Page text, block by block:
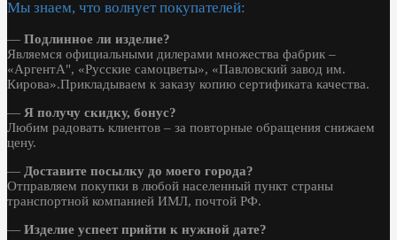
Мы знаем, что волнует покупателей:
— Подлинное ли изделие?
Являемся официальными дилерами множества фабрик –
«АргентА", «Русские самоцветы», «Павловский завод им.
Кирова».Прикладываем к заказу копию сертификата качества.
— Я получу скидку, бонус?
Любим радовать клиентов – за повторные обращения снижаем
цену.
— Доставите посылку до моего города?
Отправляем покупки в любой населенный пункт страны
транспортной компанией ИМЛ, почтой РФ.
— Изделие успеет прийти к нужной дате?